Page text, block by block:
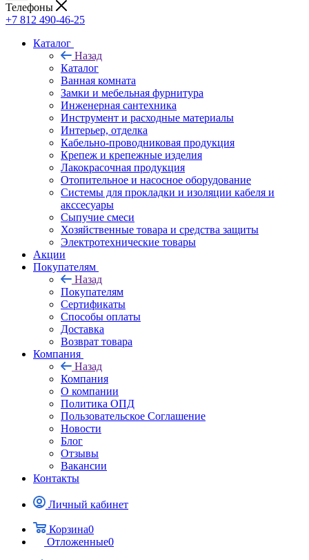
Телефоны
+7 812 490-46-25
Каталог
Назад
Каталог
Ванная комната
Замки и мебельная фурнитура
Инженерная сантехника
Инструмент и расходные материалы
Интерьер, отделка
Кабельно-проводниковая продукция
Крепеж и крепежные изделия
Лакокрасочная продукция
Отопительное и насосное оборудование
Системы для прокладки и изоляции кабеля и
акссесуары
Сыпучие смеси
Хозяйственные товара и средства защиты
Электротехнические товары
Акции
Покупателям
Назад
Покупателям
Сертификаты
Способы оплаты
Доставка
Возврат товара
Компания
Назад
Компания
О компании
Политика ОПД
Пользовательское Соглашение
Новости
Блог
Отзывы
Вакансии
Контакты
Личный кабинет
Корзина0
Отложенные0